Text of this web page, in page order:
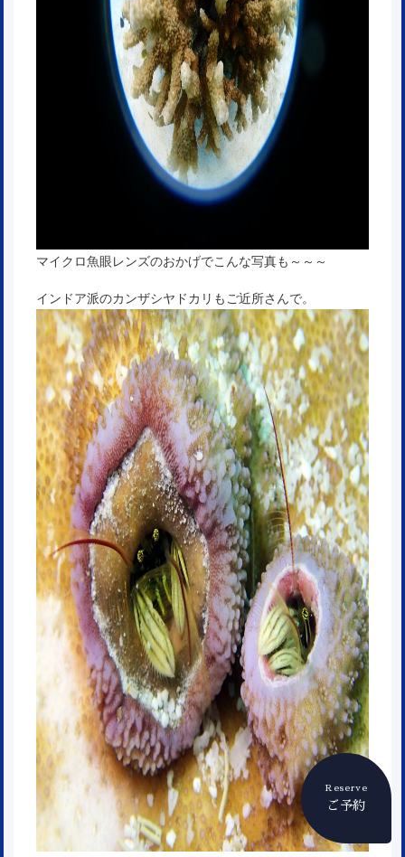
Reserve
ご予約
マイクロ魚眼レンズのおかげでこんな写真も～～～
インドア派のカンザシヤドカリもご近所さんで。